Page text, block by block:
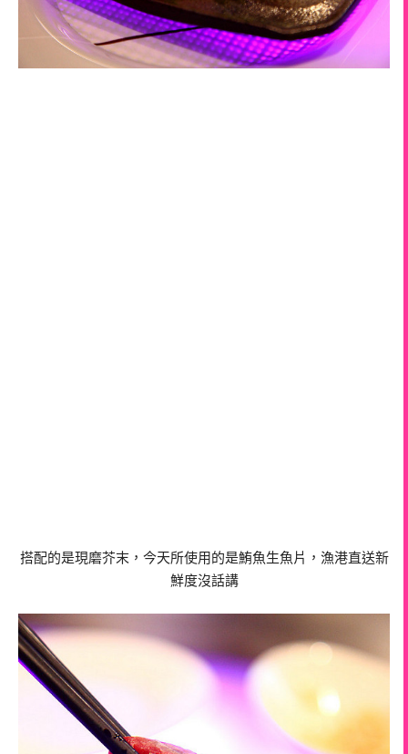
搭配的是現磨芥末，今天所使用的是鮪魚生魚片，漁港直送新
鮮度沒話講